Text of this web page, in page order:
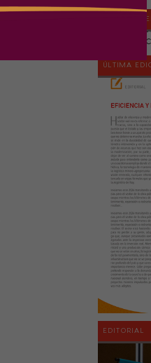
Para
nuestras
ÚLTIMA
EDITORIAL